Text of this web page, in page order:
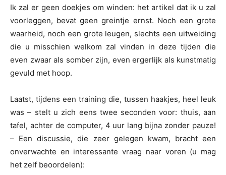
Ik zal er geen doekjes om winden: het artikel dat ik u zal
voorleggen, bevat geen greintje ernst. Noch een grote
waarheid, noch een grote leugen, slechts een uitweiding
die u misschien welkom zal vinden in deze tijden die
even zwaar als somber zijn, even ergerlijk als kunstmatig
gevuld met hoop.
Laatst, tijdens een training die, tussen haakjes, heel leuk
was – stelt u zich eens twee seconden voor: thuis, aan
tafel, achter de computer, 4 uur lang bijna zonder pauze!
– Een discussie, die zeer gelegen kwam, bracht een
onverwachte en interessante vraag naar voren (u mag
het zelf beoordelen):